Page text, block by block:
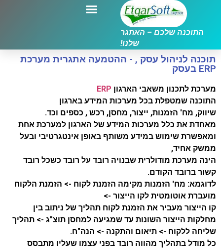
התוכנה שלכם – האתגר
שלנו!
תוכנה לניהול עסק , - ההטמעה אתגרית מערכת
ERP בעסק
מערכת לתכנון משאבי הארגון ERP
התוכנה שמטפלת בכל מערכות המידע בארגון
שיווק, מח' הזמנות, ייצור, מחסן, רכש , כספים וכד.
מאחדת את כלל מערכות המידע של הארגון למערכת אחת
ומאפשרת שימוש במידע משותף באופן אינטגרטיבי ובעל
ממשק אחיד,
הינה מערכת מודולרית שבנויה רובד על רובד כשכל רובד
קשור ברובד הקודם.
לדוגמא: מח' הזמנות מקימה הזמנת לקוח -> הזמנת הלקוח
מועברת אוטומטית לקו הייצור ->
קו הייצור מעביר את הזמנת לקוח תהליך של ניתוב בין
מחלקות הייצור השונות עד שמגיעה למחסן תוצ"ג -> תהליך
שליחה ללקוח -> תיאום והתקנה -> הנה"ח.
כל מודל בתהליך מהווה רובד בפני עצמו שעליו מתבסס